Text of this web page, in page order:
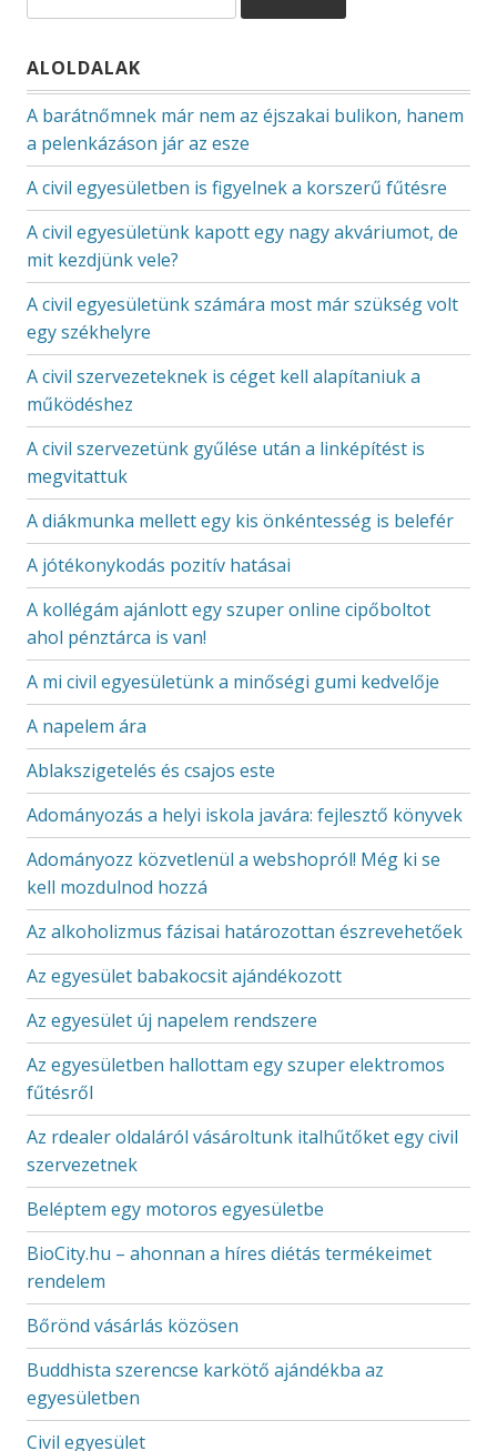
ALOLDALAK
A barátnőmnek már nem az éjszakai bulikon, hanem
a pelenkázáson jár az esze
A civil egyesületben is figyelnek a korszerű fűtésre
A civil egyesületünk kapott egy nagy akváriumot, de
mit kezdjünk vele?
A civil egyesületünk számára most már szükség volt
egy székhelyre
A civil szervezeteknek is céget kell alapítaniuk a
működéshez
A civil szervezetünk gyűlése után a linképítést is
megvitattuk
A diákmunka mellett egy kis önkéntesség is belefér
A jótékonykodás pozitív hatásai
A kollégám ajánlott egy szuper online cipőboltot
ahol pénztárca is van!
A mi civil egyesületünk a minőségi gumi kedvelője
A napelem ára
Ablakszigetelés és csajos este
Adományozás a helyi iskola javára: fejlesztő könyvek
Adományozz közvetlenül a webshopról! Még ki se
kell mozdulnod hozzá
Az alkoholizmus fázisai határozottan észrevehetőek
Az egyesület babakocsit ajándékozott
Az egyesület új napelem rendszere
Az egyesületben hallottam egy szuper elektromos
fűtésről
Az rdealer oldaláról vásároltunk italhűtőket egy civil
szervezetnek
Beléptem egy motoros egyesületbe
BioCity.hu – ahonnan a híres diétás termékeimet
rendelem
Bőrönd vásárlás közösen
Buddhista szerencse karkötő ajándékba az
egyesületben
Civil egyesület